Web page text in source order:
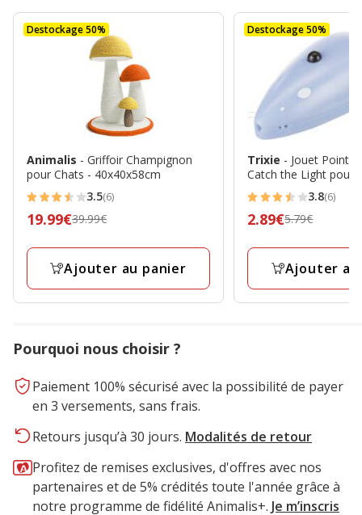
Destockage 50%
Animalis - Griffoir Champignon
pour Chats - 40x40x58cm
3.5
étoiles
avec
avis
3.5(6)
Prix
39.99€,
19.99€39.99€
Ajouter au panier
Destockage 50%
Trixie - Jouet
Catch the Light pour
3.8
étoiles
avec
avis
3.8(6)
Prix
5.79€,
2.89€5.79€
Ajouter
Pourquoi nous choisir ?
Paiement 100% sécurisé avec la possibilité de payer
en 3 versements, sans frais.
Retours jusqu’à 30 jours. Modalités de retour
Profitez de remises exclusives, d'offres avec nos
partenaires et de 5% crédités toute l'année grâce à
notre programme de fidélité Animalis+. Je m’inscris